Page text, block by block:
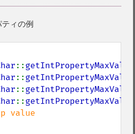
ィの例
::getIntPropertyMaxValue
::getIntPropertyMaxValue
::getIntPropertyMaxValue
::getIntPropertyMaxValue